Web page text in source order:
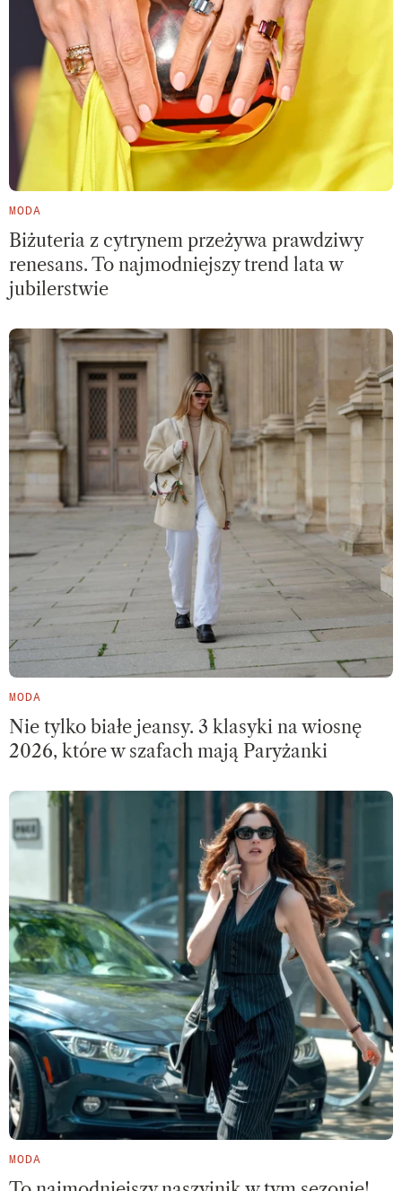
MODA
Biżuteria z cytrynem przeżywa prawdziwy
renesans. To najmodniejszy trend lata w
jubilerstwie
MODA
Nie tylko białe jeansy. 3 klasyki na wiosnę
2026, które w szafach mają Paryżanki
MODA